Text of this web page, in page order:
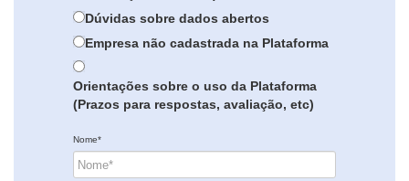
Dúvidas sobre dados abertos
Empresa não cadastrada na Plataforma
Orientações sobre o uso da Plataforma
(Prazos para respostas, avaliação, etc)
Nome*